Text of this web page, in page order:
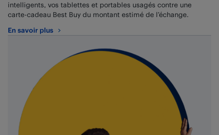
intelligents, vos tablettes et portables usagés contre une
carte-cadeau Best Buy du montant estimé de l’échange.
En savoir plus
au sujet de Programme d’échange